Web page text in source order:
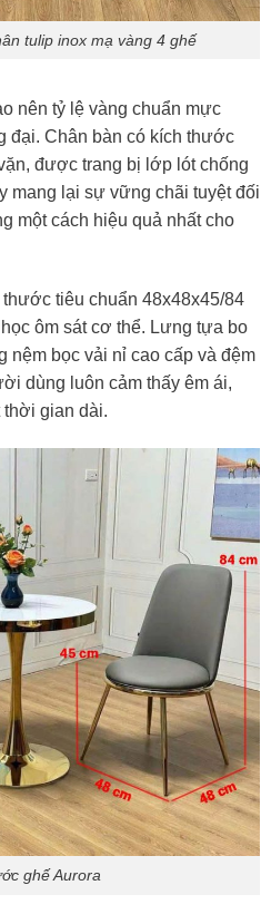
tulip inox mạ vàng 4 ghế
nên tỷ lệ vàng chuẩn mực
đại. Chân bàn có kích thước
được trang bị lớp lót chống
mang lại sự vững chãi tuyệt đối
một cách hiệu quả nhất cho
tiêu chuẩn 48x48x45/84
ôm sát cơ thể. Lưng tựa bo
nệm bọc vải nỉ cao cấp và đệm
dùng luôn cảm thấy êm ái,
thời gian dài.
ghế Aurora